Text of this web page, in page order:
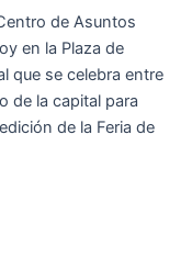
de Asuntos
en la Plaza de
que se celebra entre
de la capital para
de la Feria de